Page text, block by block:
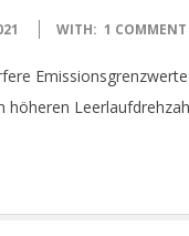
WITH: 1 COMMENT
höheren